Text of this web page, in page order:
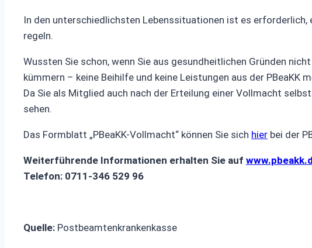
In den unterschiedlichsten Lebenssituationen ist es erforderlich,
regeln.
Wussten Sie schon, wenn Sie aus gesundheit­lichen Gründen
kümmern – keine Beihilfe und keine Leistungen aus der PBeaKK
Da Sie als Mitglied auch nach der Erteilung einer Vollmacht
sehen.
Das Formblatt „PBeaKK-Vollmacht“ können Sie sich hier bei der
Weiterführende Informationen erhalten Sie auf
Telefon: 0711-346 529 96
Quelle: Postbeamtenkrankenkasse